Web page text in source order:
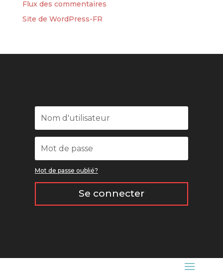
Flux des commentaires
Site de WordPress-FR
Mot de passe oublié?
Se connecter